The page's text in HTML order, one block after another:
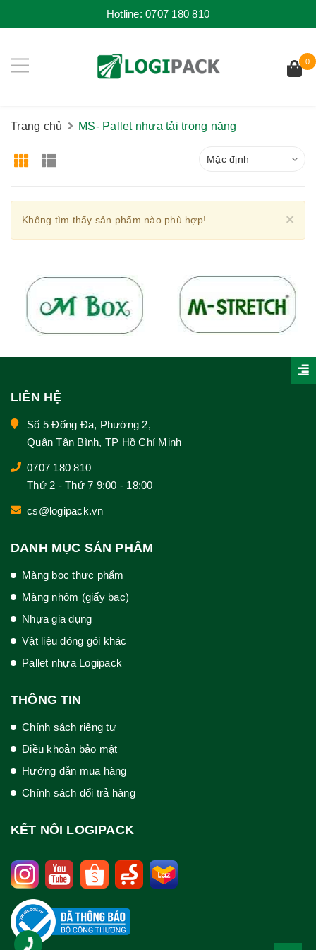
Hotline:0707 180 810
0
Trang chủ MS- Pallet nhựa tải trọng nặng
Mặc định
×
Không tìm thấy sản phẩm nào phù hợp!
LIÊN HỆ
Số 5 Đống Đa, Phường 2,
Quận Tân Bình, TP Hồ Chí Minh
0707 180 810
Thứ 2 - Thứ 7 9:00 - 18:00
cs@logipack.vn
DANH MỤC SẢN PHẨM
Màng bọc thực phẩm
Màng nhôm (giấy bạc)
Nhựa gia dụng
Vật liệu đóng gói khác
Pallet nhựa Logipack
THÔNG TIN
Chính sách riêng tư
Điều khoản bảo mật
Hướng dẫn mua hàng
Chính sách đổi trả hàng
KẾT NỐI LOGIPACK